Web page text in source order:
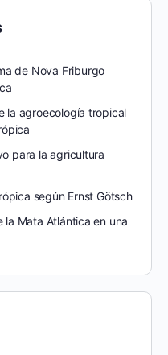
de Nova Friburgo
la agroecología tropical
para la agricultura
según Ernst Götsch
la Mata Atlántica en una